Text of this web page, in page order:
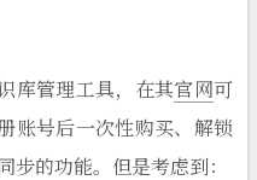
库管理工具，在其官网可
账号后一次性购买、解锁
的功能。但是考虑到：